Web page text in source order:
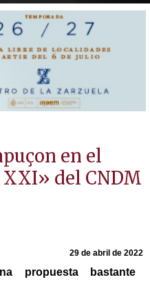
en el
XXI» del CNDM
29 de abril de 2022
propuesta bastante